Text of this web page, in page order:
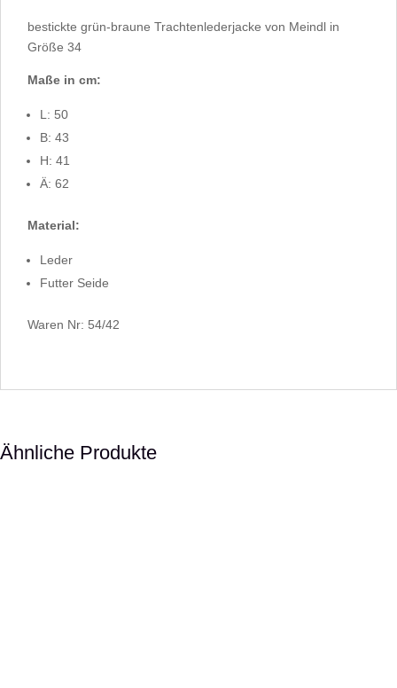
bestickte grün-braune Trachtenlederjacke von Meindl in
Größe 34
Maße in cm:
L: 50
B: 43
H: 41
Ä: 62
Material:
Leder
Futter Seide
Waren Nr: 54/42
Ähnliche Produkte